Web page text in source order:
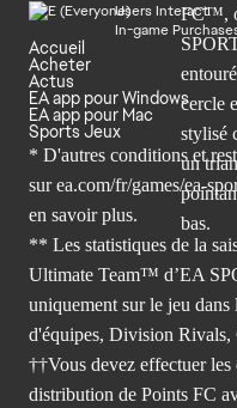
Users Interact
In-game
Accueil
Acheter
Actus
EA app pour Windows
EA app pour Mac
Sports Jeux
* D'autres conditions et
sur ea.com/fr/games/ea-
en savoir plus.
** Les statistiques de la
Ultimate Team™ d’EA
uniquement sur le jeu dans
d'équipes, Division Rivals,
††Vous devez effectuer
distribution de Points FC